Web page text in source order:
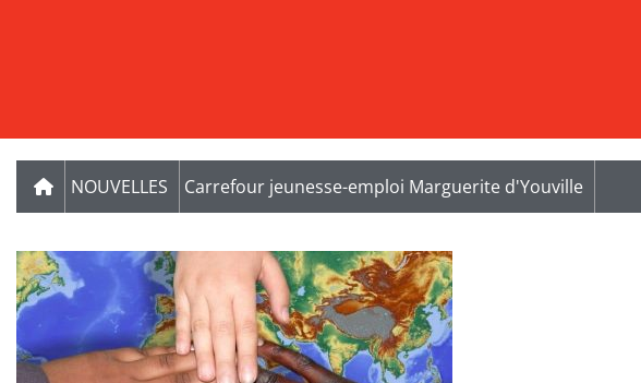
NOUVELLES Carrefour jeunesse-emploi Marguerite d'Youville